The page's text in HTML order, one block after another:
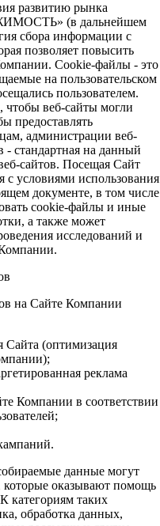
развитию рынка
(в дальнейшем
сбора информации с
позволяет повысить
Сookie-файлы - это
на пользовательском
пользователем.
чтобы веб-сайты могли
предоставлять
администрации веб-
- стандартная на данный
сайтов. Посещая Сайт
с условиями использования
документе, в том числе
cookie-файлы и иные
а также может
исследований и
на Сайте Компании
Сайта (оптимизация
реклама
Компании в соответствии
данные могут
которые оказывают помощь
категориям таких
обработка данных,